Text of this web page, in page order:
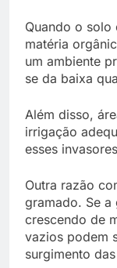
Quando o
matéria
um ambiente
se da baixa
Além disso,
irrigação
esses
Outra razão
gramado. Se a
crescendo de
vazios podem
surgimento